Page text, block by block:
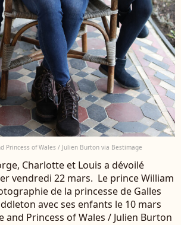
Princess of Wales / Julien Burton via Bestimage
Charlotte et Louis a dévoilé
vendredi 22 mars. Le prince William
de la princesse de Galles
avec ses enfants le 10 mars
and Princess of Wales / Julien Burton